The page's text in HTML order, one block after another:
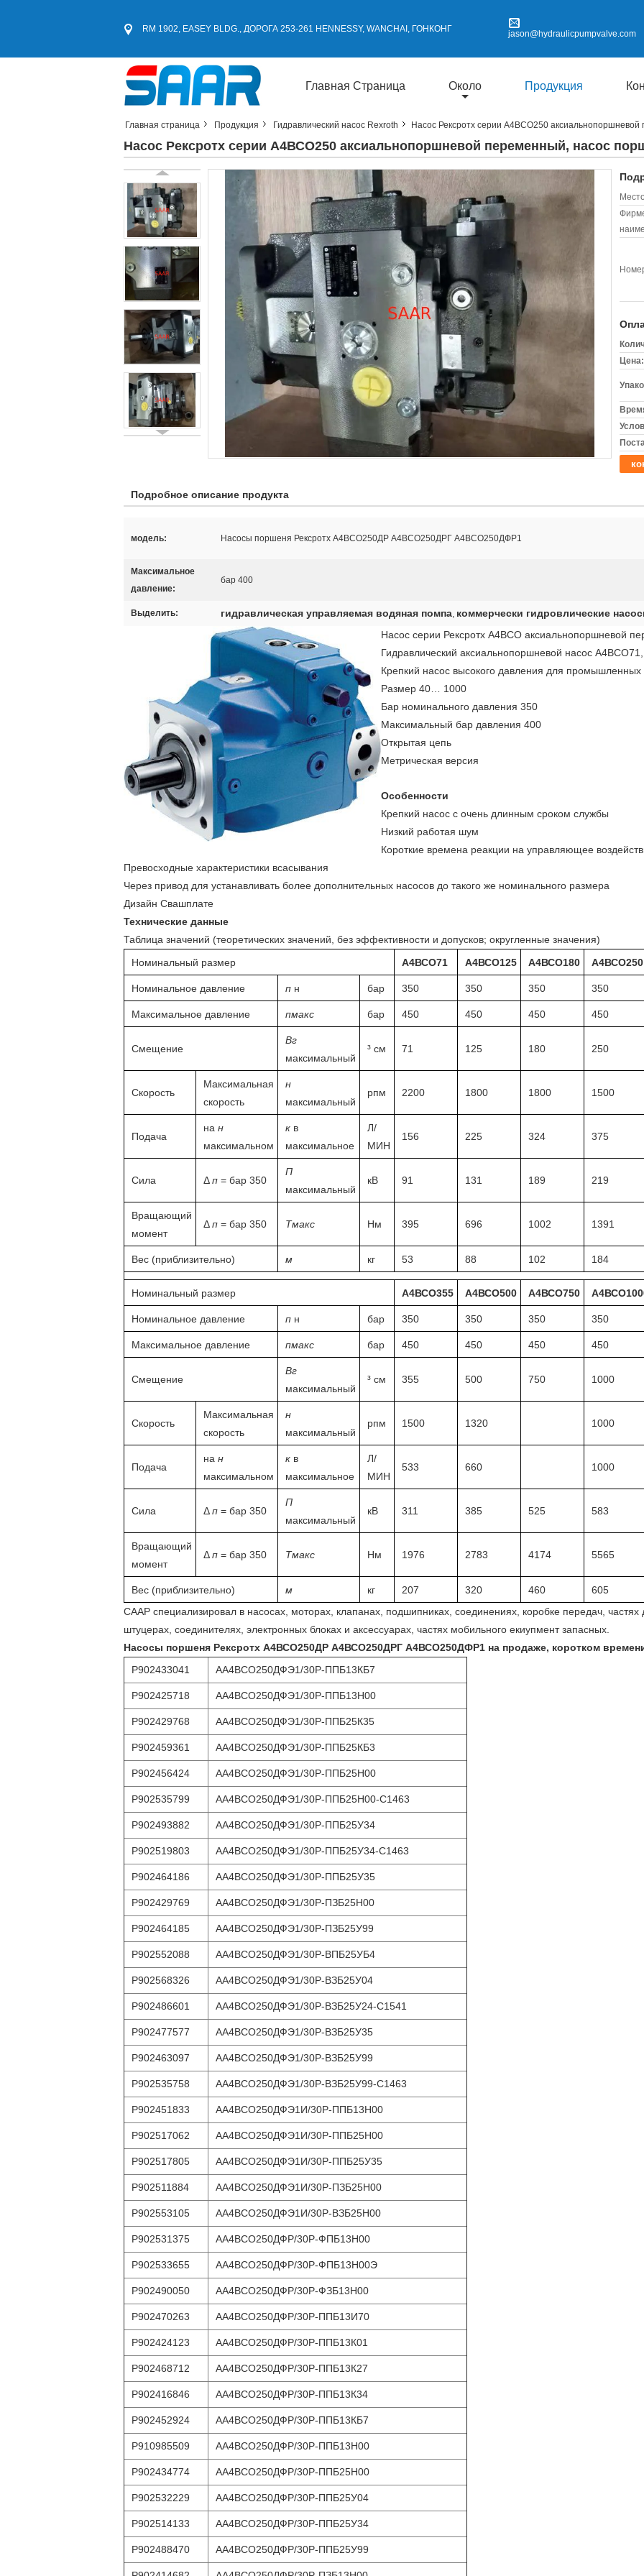
RM 1902, EASEY BLDG., ДОРОГА 253-261 HENNESSY, WANCHAI, ГОНКОНГ jason@hydraulicpumpvalve.com
Главная Страница Около Продукция
Главная страница Продукция Гидравлический насос Rexroth Насос Рексротх серии А4ВСО250
Насос Рексротх серии А4ВСО250 аксиальнопоршневой переменный, насос
Цена:
Подробное описание продукта
модель: Насосы поршеня Рексротх А4ВСО250ДР А4ВСО250ДРГ А4ВСО250ДФР1
Максимальное
давление:
бар 400
Выделить: гидравлическая управляемая водяная помпа, коммерчески гидровлические
Насос серии Рексротх А4ВСО аксиальнопоршневой
Гидравлический аксиальнопоршневой насос
Крепкий насос высокого давления для
Размер 40… 1000
Бар номинального давления 350
Максимальный бар давления 400
Открытая цепь
Метрическая версия
Особенности
Крепкий насос с очень длинным сроком службы
Низкий работая шум
Короткие времена реакции на управляющее
Превосходные характеристики всасывания
Через привод для устанавливать более дополнительных насосов до такого же номинального размера
Дизайн Свашплате
Технические данные
Таблица значений (теоретических значений, без эффективности и допусков; округленные значения)
Номинальный размер
А4ВСО71 А4ВСО125 А4ВСО180 А4ВСО250
Номинальное давление п н бар 350 350 350 350
Максимальное давление пмакс бар 450 450 450 450
Смещение
Вг
максимальный
³ см 71 125 180 250
Скорость
Максимальная
скорость
н
максимальный
рпм 2200 1800 1800 1500
Подача
на н
максимальном
к в
максимальное
Л/
МИН
156 225 324 375
Сила Δп = бар 350
П
максимальный
кВ 91 131 189 219
Вращающий
момент
Δп = бар 350 Тмакс Нм 395 696 1002 1391
Вес (приблизительно) м кг 53 88 102 184
Номинальный размер А4ВСО355 А4ВСО500 А4ВСО750
Номинальное давление п н бар 350 350 350 350
Максимальное давление пмакс бар 450 450 450 450
Смещение
Вг
максимальный
³ см 355 500 750 1000
Скорость
Максимальная
скорость
н
максимальный
рпм 1500 1320 1000
Подача
на н
максимальном
к в
максимальное
Л/
МИН
533 660 1000
Сила Δп = бар 350
П
максимальный
кВ 311 385 525 583
Вращающий
момент
Δп = бар 350 Тмакс Нм 1976 2783 4174 5565
Вес (приблизительно) м кг 207 320 460
605
СААР специализировал в насосах, моторах, клапанах, подшипниках, соединениях, коробке передач, частях
штуцерах, соединителях, электронных блоках и аксессуарах, частях мобильного екиупмент запасных.
Насосы поршеня Рексротх А4ВСО250ДР А4ВСО250ДРГ А4ВСО250ДФР1 на продаже, коротком
Р902433041
АА4ВСО250ДФЭ1/30Р-ППБ13КБ7
Р902425718 АА4ВСО250ДФЭ1/30Р-ППБ13Н00
Р902429768 АА4ВСО250ДФЭ1/30Р-ППБ25К35
Р902459361 АА4ВСО250ДФЭ1/30Р-ППБ25КБ3
Р902456424 АА4ВСО250ДФЭ1/30Р-ППБ25Н00
Р902535799 АА4ВСО250ДФЭ1/30Р-ППБ25Н00-С1463
Р902493882 АА4ВСО250ДФЭ1/30Р-ППБ25У34
Р902519803 АА4ВСО250ДФЭ1/30Р-ППБ25У34-С1463
Р902464186 АА4ВСО250ДФЭ1/30Р-ППБ25У35
Р902429769 АА4ВСО250ДФЭ1/30Р-ПЗБ25Н00
Р902464185 АА4ВСО250ДФЭ1/30Р-ПЗБ25У99
Р902552088 АА4ВСО250ДФЭ1/30Р-ВПБ25УБ4
Р902568326 АА4ВСО250ДФЭ1/30Р-ВЗБ25У04
Р902486601 АА4ВСО250ДФЭ1/30Р-ВЗБ25У24-С1541
Р902477577 АА4ВСО250ДФЭ1/30Р-ВЗБ25У35
Р902463097 АА4ВСО250ДФЭ1/30Р-ВЗБ25У99
Р902535758 АА4ВСО250ДФЭ1/30Р-ВЗБ25У99-С1463
Р902451833 АА4ВСО250ДФЭ1И/30Р-ППБ13Н00
Р902517062 АА4ВСО250ДФЭ1И/30Р-ППБ25Н00
Р902517805 АА4ВСО250ДФЭ1И/30Р-ППБ25У35
Р902511884 АА4ВСО250ДФЭ1И/30Р-ПЗБ25Н00
Р902553105 АА4ВСО250ДФЭ1И/30Р-ВЗБ25Н00
Р902531375 АА4ВСО250ДФР/30Р-ФПБ13Н00
Р902533655 АА4ВСО250ДФР/30Р-ФПБ13Н00Э
Р902490050 АА4ВСО250ДФР/30Р-ФЗБ13Н00
Р902470263 АА4ВСО250ДФР/30Р-ППБ13И70
Р902424123 АА4ВСО250ДФР/30Р-ППБ13К01
Р902468712 АА4ВСО250ДФР/30Р-ППБ13К27
Р902416846 АА4ВСО250ДФР/30Р-ППБ13К34
Р902452924 АА4ВСО250ДФР/30Р-ППБ13КБ7
Р910985509 АА4ВСО250ДФР/30Р-ППБ13Н00
Р902434774 АА4ВСО250ДФР/30Р-ППБ25Н00
Р902532229 АА4ВСО250ДФР/30Р-ППБ25У04
Р902514133 АА4ВСО250ДФР/30Р-ППБ25У34
Р902488470 АА4ВСО250ДФР/30Р-ППБ25У99